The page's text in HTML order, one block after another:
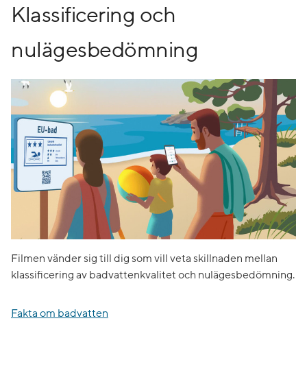
Klassificering och
nulägesbedömning
Filmen vänder sig till dig som vill veta skillnaden mellan
klassificering av badvattenkvalitet och nulägesbedömning.
Fakta om badvatten